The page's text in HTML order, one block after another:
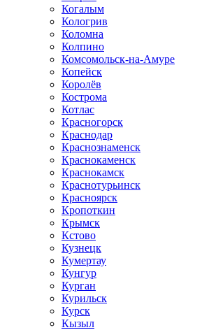
Когалым
Кологрив
Коломна
Колпино
Комсомольск-на-Амуре
Копейск
Королёв
Кострома
Котлас
Красногорск
Краснодар
Краснознаменск
Краснокаменск
Краснокамск
Краснотурьинск
Красноярск
Кропоткин
Крымск
Кстово
Кузнецк
Кумертау
Кунгур
Курган
Курильск
Курск
Кызыл